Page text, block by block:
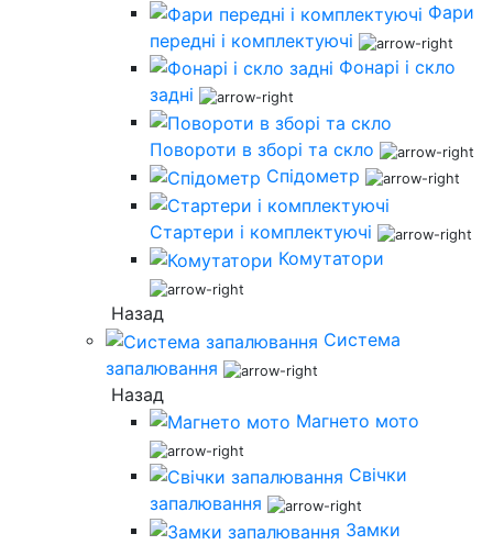
Фари
передні і комплектуючі
Фонарі і скло
задні
Повороти в зборі та скло
Спідометр
Стартери і комплектуючі
Комутатори
Назад
Система
запалювання
Назад
Магнето мото
Свічки
запалювання
Замки